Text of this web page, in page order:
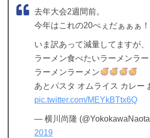
去年大会2週間前。
今年はこれの20べぇだぁぁぁ！
いま訳あって減量してますが、
ラーメン食べたいラーメンラ
ラーメンラーメン
あとパスタ オムライス カレー
pic.twitter.com/MEYkBTtx6Q
— 横川尚隆
2019